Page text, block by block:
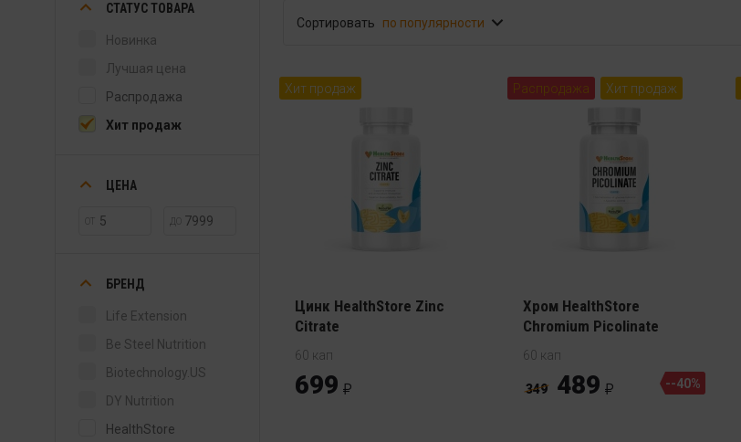
СТАТУС ТОВАРА
Новинка
Лучшая цена
Распродажа
Хит продаж
ЦЕНА
ДО
БРЕНД
Life Extension
Be Steel Nutrition
Biotechnology.US
DY Nutrition
HealthStore
Сортировать по популярности
Хит продаж
Цинк HealthStore Zinc
Citrate
60 кап
699
Распродажа Хит продаж
Хром HealthStore
Chromium Picolinate
60 кап
349 489 --40%